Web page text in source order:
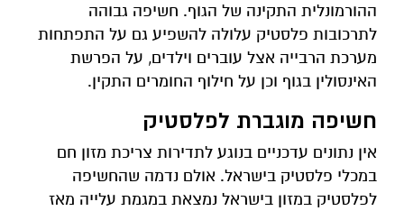
ההורמונלית התקינה של הגוף. חשיפה גבוהה
לתרכובות פלסטיק עלולה להשפיע גם על התפתחות
מערכת הרבייה אצל עוברים וילדים, על הפרשת
האינסולין בגוף וכן על חילוף החומרים התקין.
חשיפה מוגברת לפלסטיק
אין נתונים עדכניים בנוגע לתדירות צריכת מזון חם
במכלי פלסטיק בישראל. אולם נדמה שהחשיפה
לפלסטיק במזון בישראל נמצאת במגמת עלייה מאז